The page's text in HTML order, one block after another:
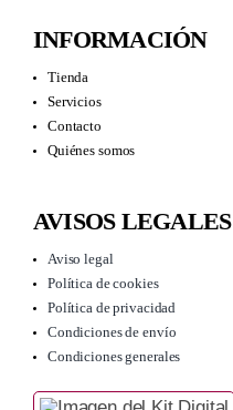
INFORMACIÓN
Tienda
Servicios
Contacto
Quiénes somos
AVISOS LEGALES
Aviso legal
Política de cookies
Política de privacidad
Condiciones de envío
Condiciones generales